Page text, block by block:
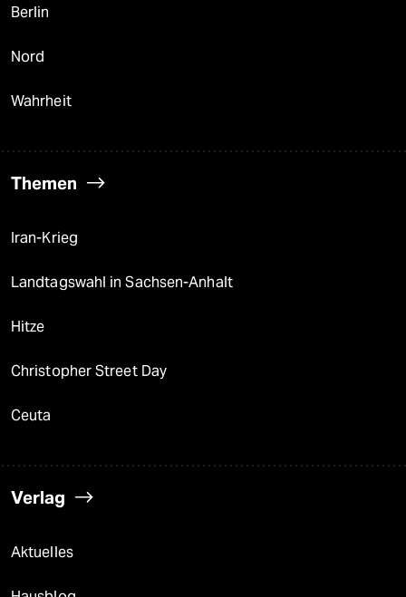
Berlin
Nord
Wahrheit
Themen
Iran-Krieg
Landtagswahl in Sachsen-Anhalt
Hitze
Christopher Street Day
Ceuta
Verlag
Aktuelles